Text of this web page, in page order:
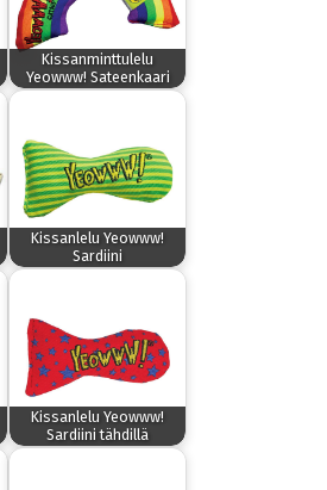
Kissanminttulelu
Yeowww! Sateenkaari
Kissanlelu Yeowww!
Sardiini
Kissanlelu Yeowww!
Sardiini tähdillä